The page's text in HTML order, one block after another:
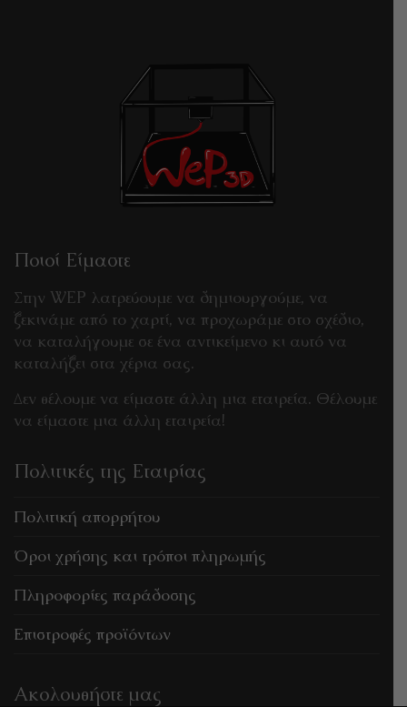
Ποιοί Είμαστε
Στην WEP λατρεύουμε να δημιουργούμε, να
ξεκινάμε από το χαρτί, να προχωράμε στο σχέδιο,
να καταλήγουμε σε ένα αντικείμενο κι αυτό να
καταλήξει στα χέρια σας.
Δεν θέλουμε να είμαστε άλλη μια εταιρεία. Θέλουμε
να είμαστε μια άλλη εταιρεία!
Πολιτικές της Εταιρίας
Πολιτική απορρήτου
Όροι χρήσης και τρόποι πληρωμής
Πληροφορίες παράδοσης
Επιστροφές προϊόντων
Ακολουθήστε μας